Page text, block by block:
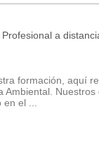
a
formación, aquí
el ...